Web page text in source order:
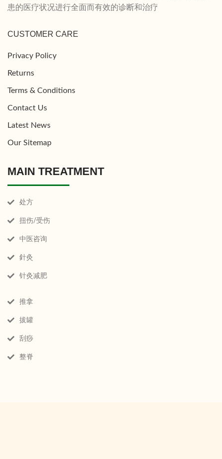
患的医疗状况进行全面而有效的诊断和治疗
CUSTOMER CARE
Privacy Policy
Returns
Terms & Conditions
Contact Us
Latest News
Our Sitemap
MAIN TREATMENT
处方
扭伤/受伤
中医咨询
針灸
针灸减肥
推拿
拔罐
刮痧
整脊